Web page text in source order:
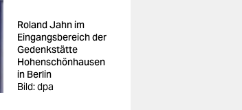
Roland Jahn im
Eingangsbereich der
Gedenkstätte
Hohenschönhausen
in Berlin
Bild: dpa